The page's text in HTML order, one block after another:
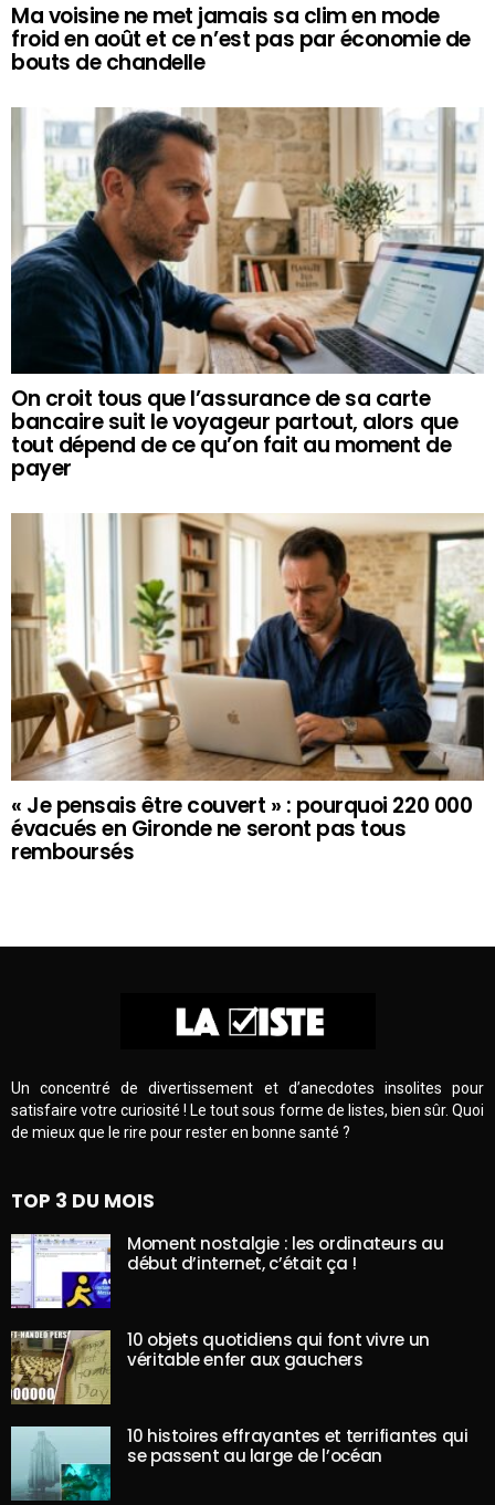
Ma voisine ne met jamais sa clim en mode
froid en août et ce n’est pas par économie de
bouts de chandelle
On croit tous que l’assurance de sa carte
bancaire suit le voyageur partout, alors que
tout dépend de ce qu’on fait au moment de
payer
« Je pensais être couvert » : pourquoi 220 000
évacués en Gironde ne seront pas tous
remboursés
Un concentré de divertissement et d’anecdotes insolites pour
satisfaire votre curiosité ! Le tout sous forme de listes, bien sûr. Quoi
de mieux que le rire pour rester en bonne santé ?
TOP 3 DU MOIS
Moment nostalgie : les ordinateurs au
début d’internet, c’était ça !
10 objets quotidiens qui font vivre un
véritable enfer aux gauchers
10 histoires effrayantes et terrifiantes qui
se passent au large de l’océan